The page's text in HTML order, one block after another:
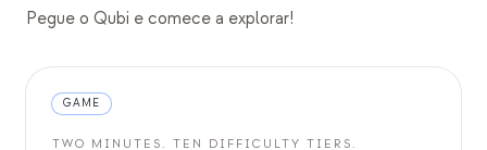
Pegue o Qubi e comece a explorar!
GAME
TWO MINUTES. TEN DIFFICULTY TIERS.